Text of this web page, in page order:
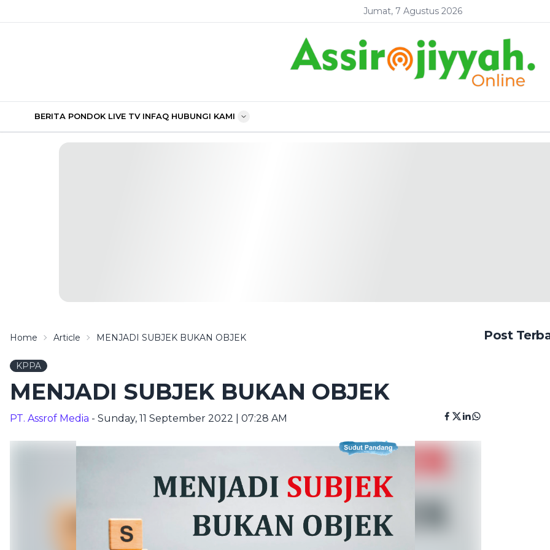
Jumat, 7 Agustus 2026
BERITA PONDOK LIVE TV INFAQ HUBUNGI KAMI
Home Article MENJADI SUBJEK BUKAN OBJEK
KPPA
MENJADI SUBJEK BUKAN OBJEK
PT. Assrof Media - Sunday, 11 September 2022 | 07:28 AM
Post